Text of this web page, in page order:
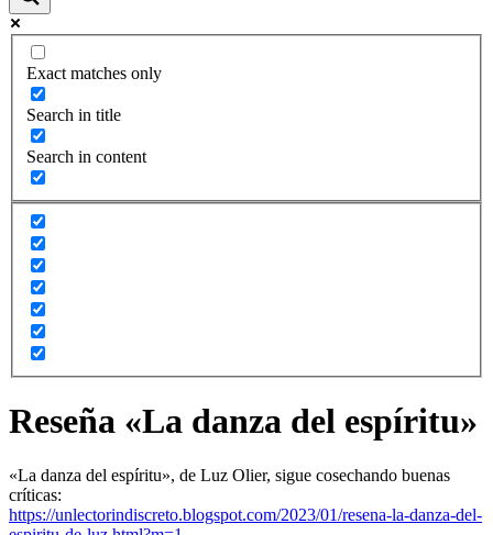
Exact matches only
Search in title
Search in content
Reseña «La danza del espíritu»
«La danza del espíritu», de Luz Olier, sigue cosechando buenas
críticas:
https://unlectorindiscreto.blogspot.com/2023/01/resena-la-danza-del-